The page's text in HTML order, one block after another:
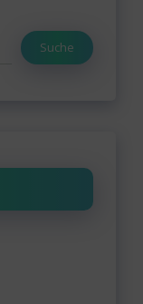
Suche